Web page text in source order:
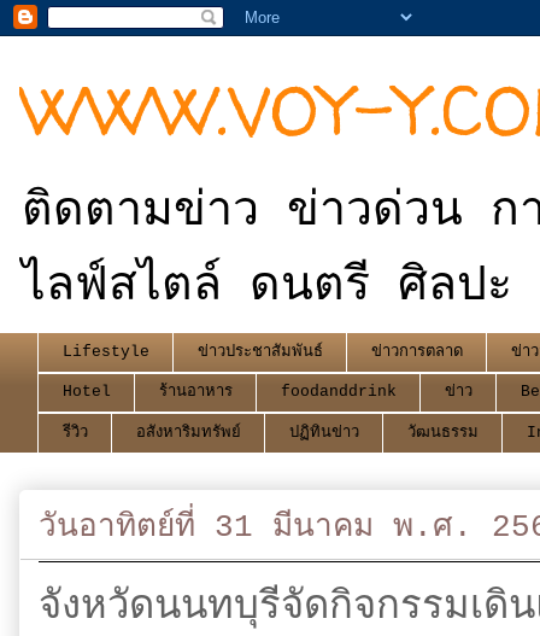
WWW.VOY-
ติดตามข่าว ข่าวด่วน ก
ไลฟ์สไตล์ ดนตรี ศิลปะ
Lifestyle ข่าวประชาสัมพันธ์ ข่าวการตลาด ข่า
Hotel ร้านอาหาร foodanddrink ข่าว
รีวิว อสังหาริมทรัพย์ ปฏิทินข่าว วัฒนธรรม
วันอาทิตย์ที่ 31 มีนาคม พ.ศ.
จังหวัดนนทบุรีจัดกิจกรรมเดิ